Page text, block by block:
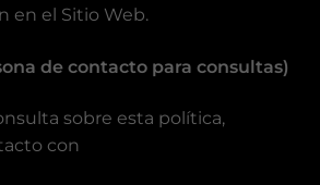
en el Sitio Web.
de contacto para consultas)
sobre esta política,
con